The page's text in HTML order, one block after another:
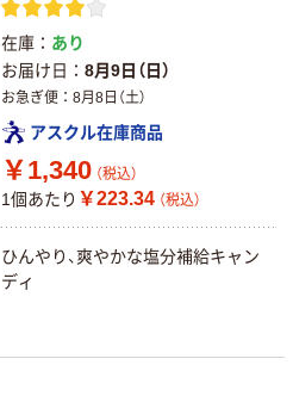
在庫
あり
お届け日
8月9日（日）
お急ぎ便 8月8日（土）
アスクル在庫商品
￥1,340 （税込）
1個あたり ￥223.34 （税込）
ひんやり、爽やかな塩分補給キャン
ディ